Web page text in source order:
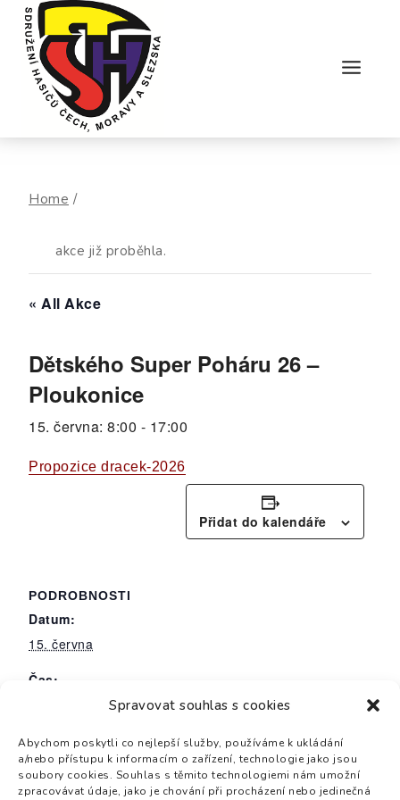
Spravovat souhlas s cookies
Abychom poskytli co nejlepší služby, používáme k ukládání
a/nebo přístupu k informacím o zařízení, technologie jako jsou
soubory cookies. Souhlas s těmito technologiemi nám umožní
zpracovávat údaje, jako je chování při procházení nebo jedinečná
Skip
content
Home /
akce již proběhla.
« All Akce
Dětského Super Poháru 26 –
Ploukonice
15. června: 8:00 - 17:00
Propozice dracek-2026
Přidat do kalendáře
PODROBNOSTI
Datum:
15. června
Čas:
Krajské kolo Dorost Krajské kolo PS